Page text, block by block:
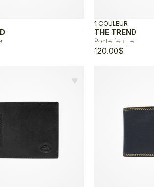
THE TREND
Porte feuille
1 COULEUR
120.00$
♥︎